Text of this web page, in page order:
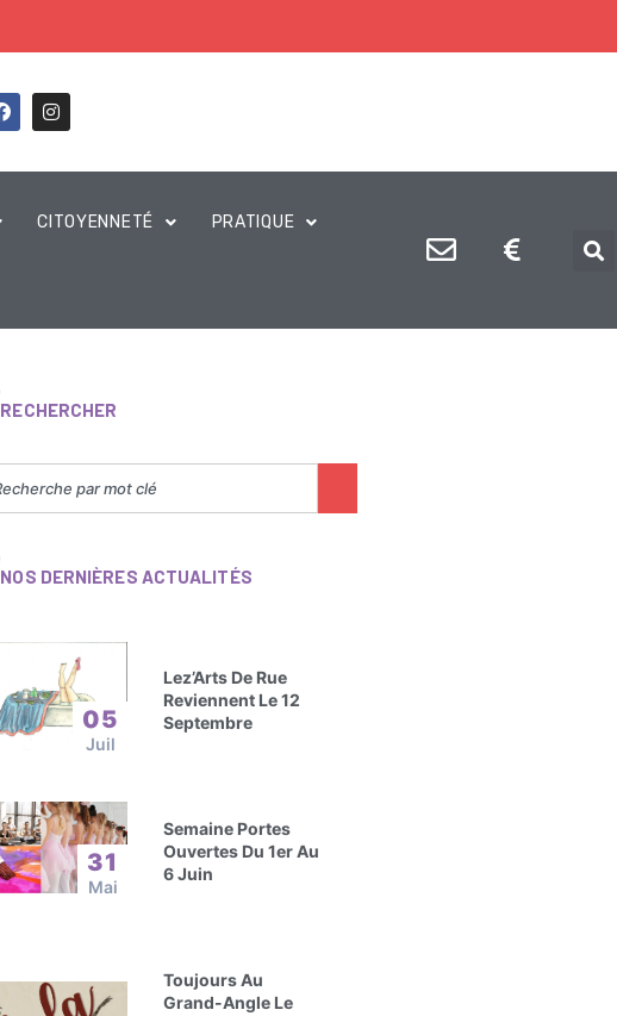
CITOYENNETÉ PRATIQUE
RECHERCHER
NOS DERNIÈRES ACTUALITÉS
05
Juil
Lez’Arts De Rue
Reviennent Le 12
Septembre
31
Mai
Semaine Portes
Ouvertes Du 1er Au
6 Juin
Toujours Au
Grand-Angle Le